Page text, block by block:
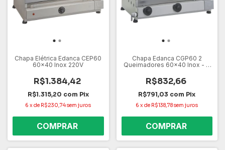
Chapa Elétrica Edanca CEP60
60x40 Inox 220V
R$1.384,42
R$1.315,20 com Pix
6 xde R$230,74sem juros
Chapa Edanca CGP60 2
Queimadores 60x40 Inox - A
R$832,66
R$791,03 com Pix
6 xde R$138,78sem juros